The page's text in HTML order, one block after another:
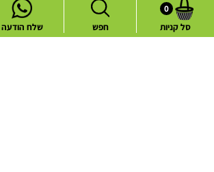
0
סל קניות
חפש שלח הודעה